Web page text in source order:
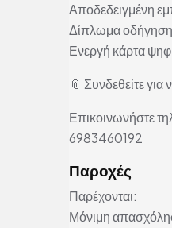
Αποδεδειγμένη
Δίπλωμα
Ενεργή κάρτα
📎 Συνδεθείτε για
Επικοινωνήστε
6983460192
Παροχές
Παρέχονται:
Μόνιμη